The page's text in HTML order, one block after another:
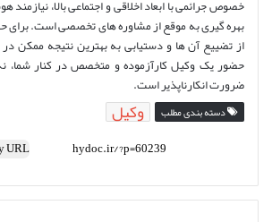
خصوص جرائمی با ابعاد اخلاقی و اجتماعی بالا،
بهره گیری به موقع از مشاوره های تخصصی است. برای
از تضییع آن ها و دستیابی به بهترین نتیجه ممکن
حضور یک وکیل کارآزموده و متخصص در کنار شما،
ضرورت انکارناپذیر است.
دسته بندی مطلب وکیل
URL